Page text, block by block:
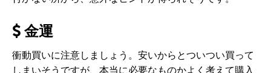
金運
衝動買いに注意しましょう。安いからとついつい買って
しまいそうですが、本当に必要なものかよく考えて購入